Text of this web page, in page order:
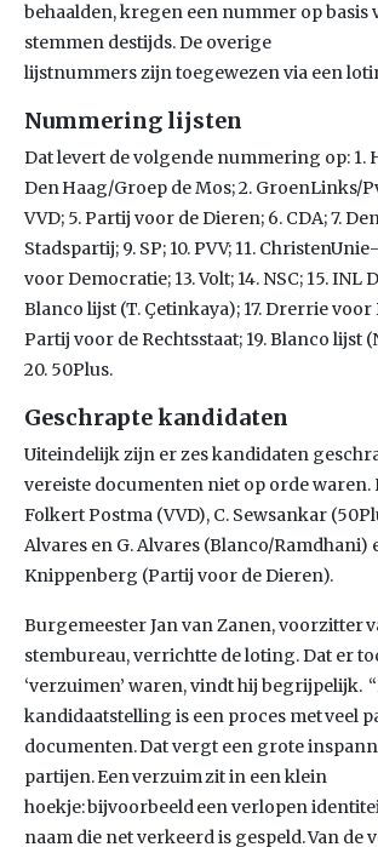
behaalden, kregen een nummer op basis
stemmen destijds. De overige
lijstnummers zijn toegewezen via een
Nummering lijsten
Dat levert de volgende nummering op: 1.
Den Haag/Groep de Mos; 2. GroenLinks/
VVD; 5. Partij voor de Dieren; 6. CDA; 7.
Stadspartij; 9. SP; 10. PVV; 11.
voor Democratie; 13. Volt; 14. NSC; 15. INL
Blanco lijst (T. Çetinkaya); 17. Drerrie voor
Partij voor de Rechtsstaat; 19. Blanco lijst
20. 50Plus.
Geschrapte kandidaten
Uiteindelijk zijn er zes kandidaten
vereiste documenten niet op orde waren.
Folkert Postma (VVD), C. Sewsankar
Alvares en G. Alvares (Blanco/Ramdhani)
Knippenberg (Partij voor de Dieren).
Burgemeester Jan van Zanen, voorzitter
stembureau, verrichtte de loting. Dat er
‘verzuimen’ waren, vindt hij begrijpelijk.
kandidaatstelling is een proces met veel
documenten. Dat vergt een grote
partijen. Een verzuim zit in een klein
hoekje: bijvoorbeeld een verlopen
naam die net verkeerd is gespeld. Van de